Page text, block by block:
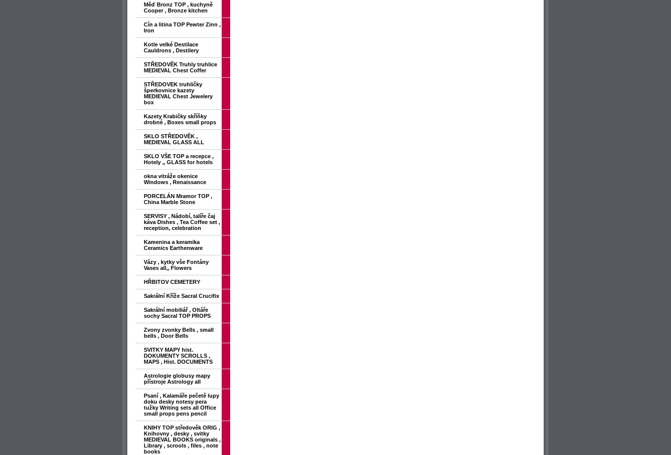
Měď Bronz TOP , kuchyně
Cooper , Bronze kitchen
Cín a litina TOP Pewter Zinn ,
Iron
Kotle velké Destilace
Cauldrons , Destilery
STŘEDOVĚK Truhly truhlice
MEDIEVAL Chest Coffer
STŘEDOVEK truhličky
šperkovnice kazety
MEDIEVAL Chest Jewelery
box
Kazety Krabičky skříňky
drobné , Boxes small props
SKLO STŘEDOVĚK ,
MEDIEVAL GLASS ALL
SKLO VŠE TOP a recepce ,
Hotely ,, GLASS for hotels
okna vitráže okenice
Windows , Renaissance
PORCELÁN Mramor TOP ,
China Marble Stone
SERVISY , Nádobí, talíře čaj
káva Dishes , Tea Coffee set ,
reception, celebration
Kamenina a keramika
Ceramics Earthenware
Vázy , kytky vše Fontány
Vases all,, Flowers
HŘBITOV CEMETERY
Sakrální Kříže Sacral Crucifix
Sakrální mobiliář , Oltáře
sochy Sacral TOP PROPS
Zvony zvonky Bells , small
bells , Door Bells
SVITKY MAPY hist.
DOKUMENTY SCROLLS ,
MAPS , Hist. DOCUMENTS
Astrologie globusy mapy
přístroje Astrology all
Psaní , Kalamáře pečetě lupy
doku desky notesy pera
tužky Writing sets all Office
small props pens pencil
KNIHY TOP středověk ORIG ,
Knihovny , desky , svitky
MEDIEVAL BOOKS originals ,
Library , scrools , files , note
books